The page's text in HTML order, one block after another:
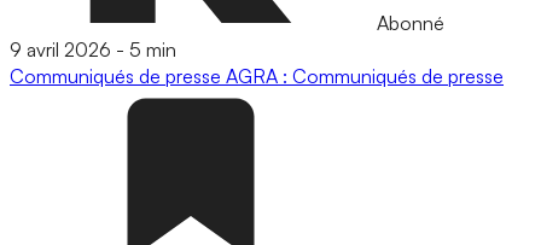
Abonné
9 avril 2026 - 5 min
Communiqués de presse AGRA : Communiqués de presse